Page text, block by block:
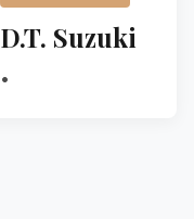
D.T. Suzuki
•